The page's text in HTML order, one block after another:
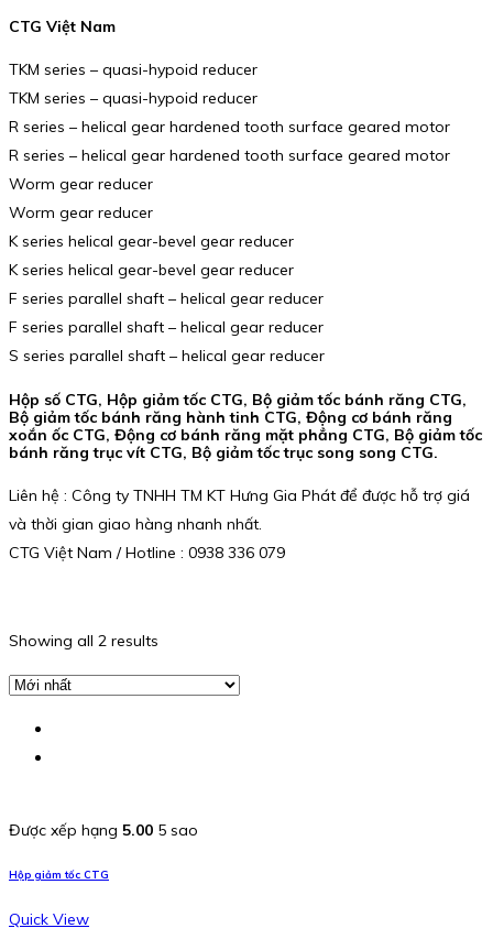
CTG Việt Nam
TKM series – quasi-hypoid reducer
TKM series – quasi-hypoid reducer
R series – helical gear hardened tooth surface geared motor
R series – helical gear hardened tooth surface geared motor
Worm gear reducer
Worm gear reducer
K series helical gear-bevel gear reducer
K series helical gear-bevel gear reducer
F series parallel shaft – helical gear reducer
F series parallel shaft – helical gear reducer
S series parallel shaft – helical gear reducer
Hộp số CTG, Hộp giảm tốc CTG, Bộ giảm tốc bánh răng CTG,
Bộ giảm tốc bánh răng hành tinh CTG, Động cơ bánh răng
xoắn ốc CTG, Động cơ bánh răng mặt phẳng CTG, Bộ giảm tốc
bánh răng trục vít CTG, Bộ giảm tốc trục song song CTG.
Liên hệ : Công ty TNHH TM KT Hưng Gia Phát để được hỗ trợ giá
và thời gian giao hàng nhanh nhất.
CTG Việt Nam / Hotline : 0938 336 079
Showing all 2 results
Được xếp hạng 5.00 5 sao
Hộp giảm tốc CTG
Quick View